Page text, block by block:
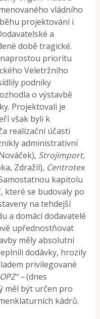
vládního
projektování i
a
době tragické.
naprostou prioritu
Veletržního
podniky
o výstavbě
Projektovali je
však byli k
realizační účasti
administrativní
Strojimport,
Zdražil), Centrotex
kapitolu
které se budovaly po
na tehdejší
a domácí dodavatelé
upřednostňovat
měly absolutní
dodávky, hrozily
privilegované
–(dnes
měl být určen pro
kádrů.